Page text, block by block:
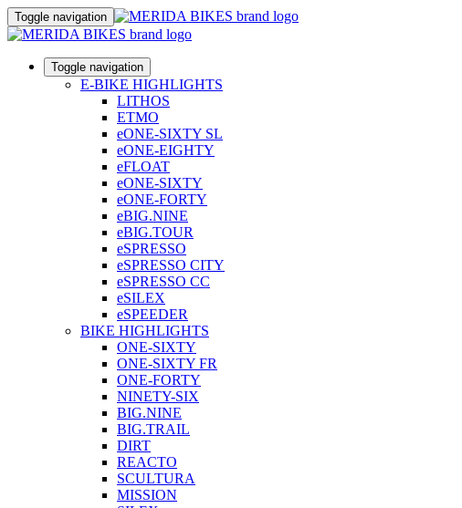
Toggle navigation
Toggle navigation
E-BIKE HIGHLIGHTS
LITHOS
ETMO
eONE-SIXTY SL
eONE-EIGHTY
eFLOAT
eONE-SIXTY
eONE-FORTY
eBIG.NINE
eBIG.TOUR
eSPRESSO
eSPRESSO CITY
eSPRESSO CC
eSILEX
eSPEEDER
BIKE HIGHLIGHTS
ONE-SIXTY
ONE-SIXTY FR
ONE-FORTY
NINETY-SIX
BIG.NINE
BIG.TRAIL
DIRT
REACTO
SCULTURA
MISSION